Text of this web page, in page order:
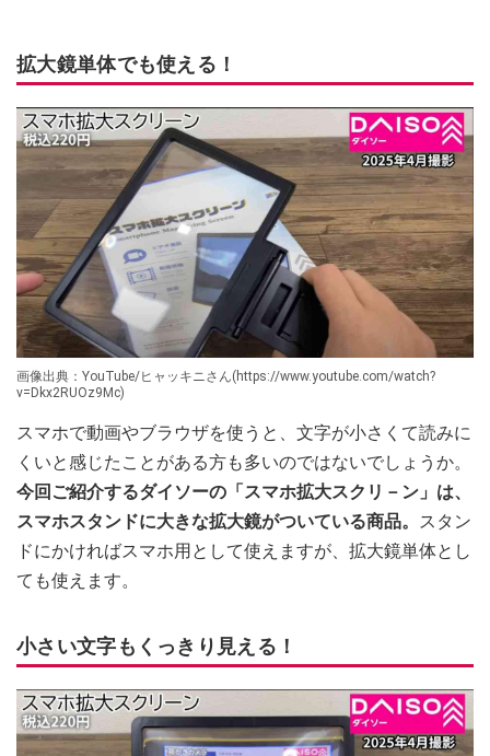
拡大鏡単体でも使える！
画像出典：YouTube/ヒャッキニさん(https://www.youtube.com/watch?
v=Dkx2RUOz9Mc)
スマホで動画やブラウザを使うと、文字が小さくて読みに
くいと感じたことがある方も多いのではないでしょうか。
今回ご紹介するダイソーの「スマホ拡大スクリ－ン」は、
スマホスタンドに大きな拡大鏡がついている商品。 スタン
ドにかければスマホ用として使えますが、拡大鏡単体とし
ても使えます。
小さい文字もくっきり見える！